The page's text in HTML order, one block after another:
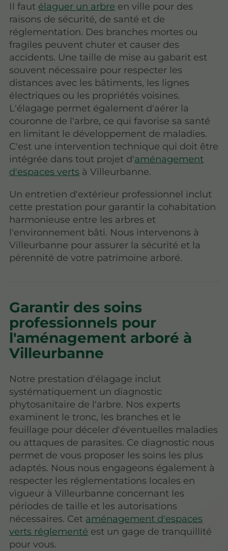
Il faut élaguer un arbre en ville pour des
raisons de sécurité, de santé et de
réglementation. Des branches mortes ou
fragiles peuvent chuter et causer des
accidents. Une taille de mise au gabarit est
souvent nécessaire pour respecter les
distances avec les bâtiments, les lignes
électriques ou les propriétés voisines.
L'élagage permet également d'aérer la
couronne de l'arbre, ce qui favorise sa santé
en limitant le développement de maladies.
C'est une intervention technique qui doit être
intégrée dans tout projet d'aménagement
d'espaces verts à Villeurbanne.
Un entretien d'extérieur professionnel inclut
cette prestation pour garantir la cohabitation
harmonieuse entre les arbres et
l'environnement bâti. Nous intervenons à
Villeurbanne pour assurer la sécurité et la
pérennité de votre patrimoine arboré.
Garantir des soins
professionnels pour
l'aménagement arboré à
Villeurbanne
Notre prestation d'élagage inclut
systématiquement un diagnostic
phytosanitaire de l'arbre. Nos experts
examinent le tronc, les branches et le
feuillage pour déceler d'éventuelles maladies
ou attaques de parasites. Ce diagnostic nous
permet de vous proposer les soins les plus
adaptés. Nous nous engageons également à
respecter les réglementations locales en
vigueur à Villeurbanne concernant les
périodes de taille et les autorisations
nécessaires. Cet aménagement d'espaces
verts réglementé est un gage de tranquillité
pour vous.